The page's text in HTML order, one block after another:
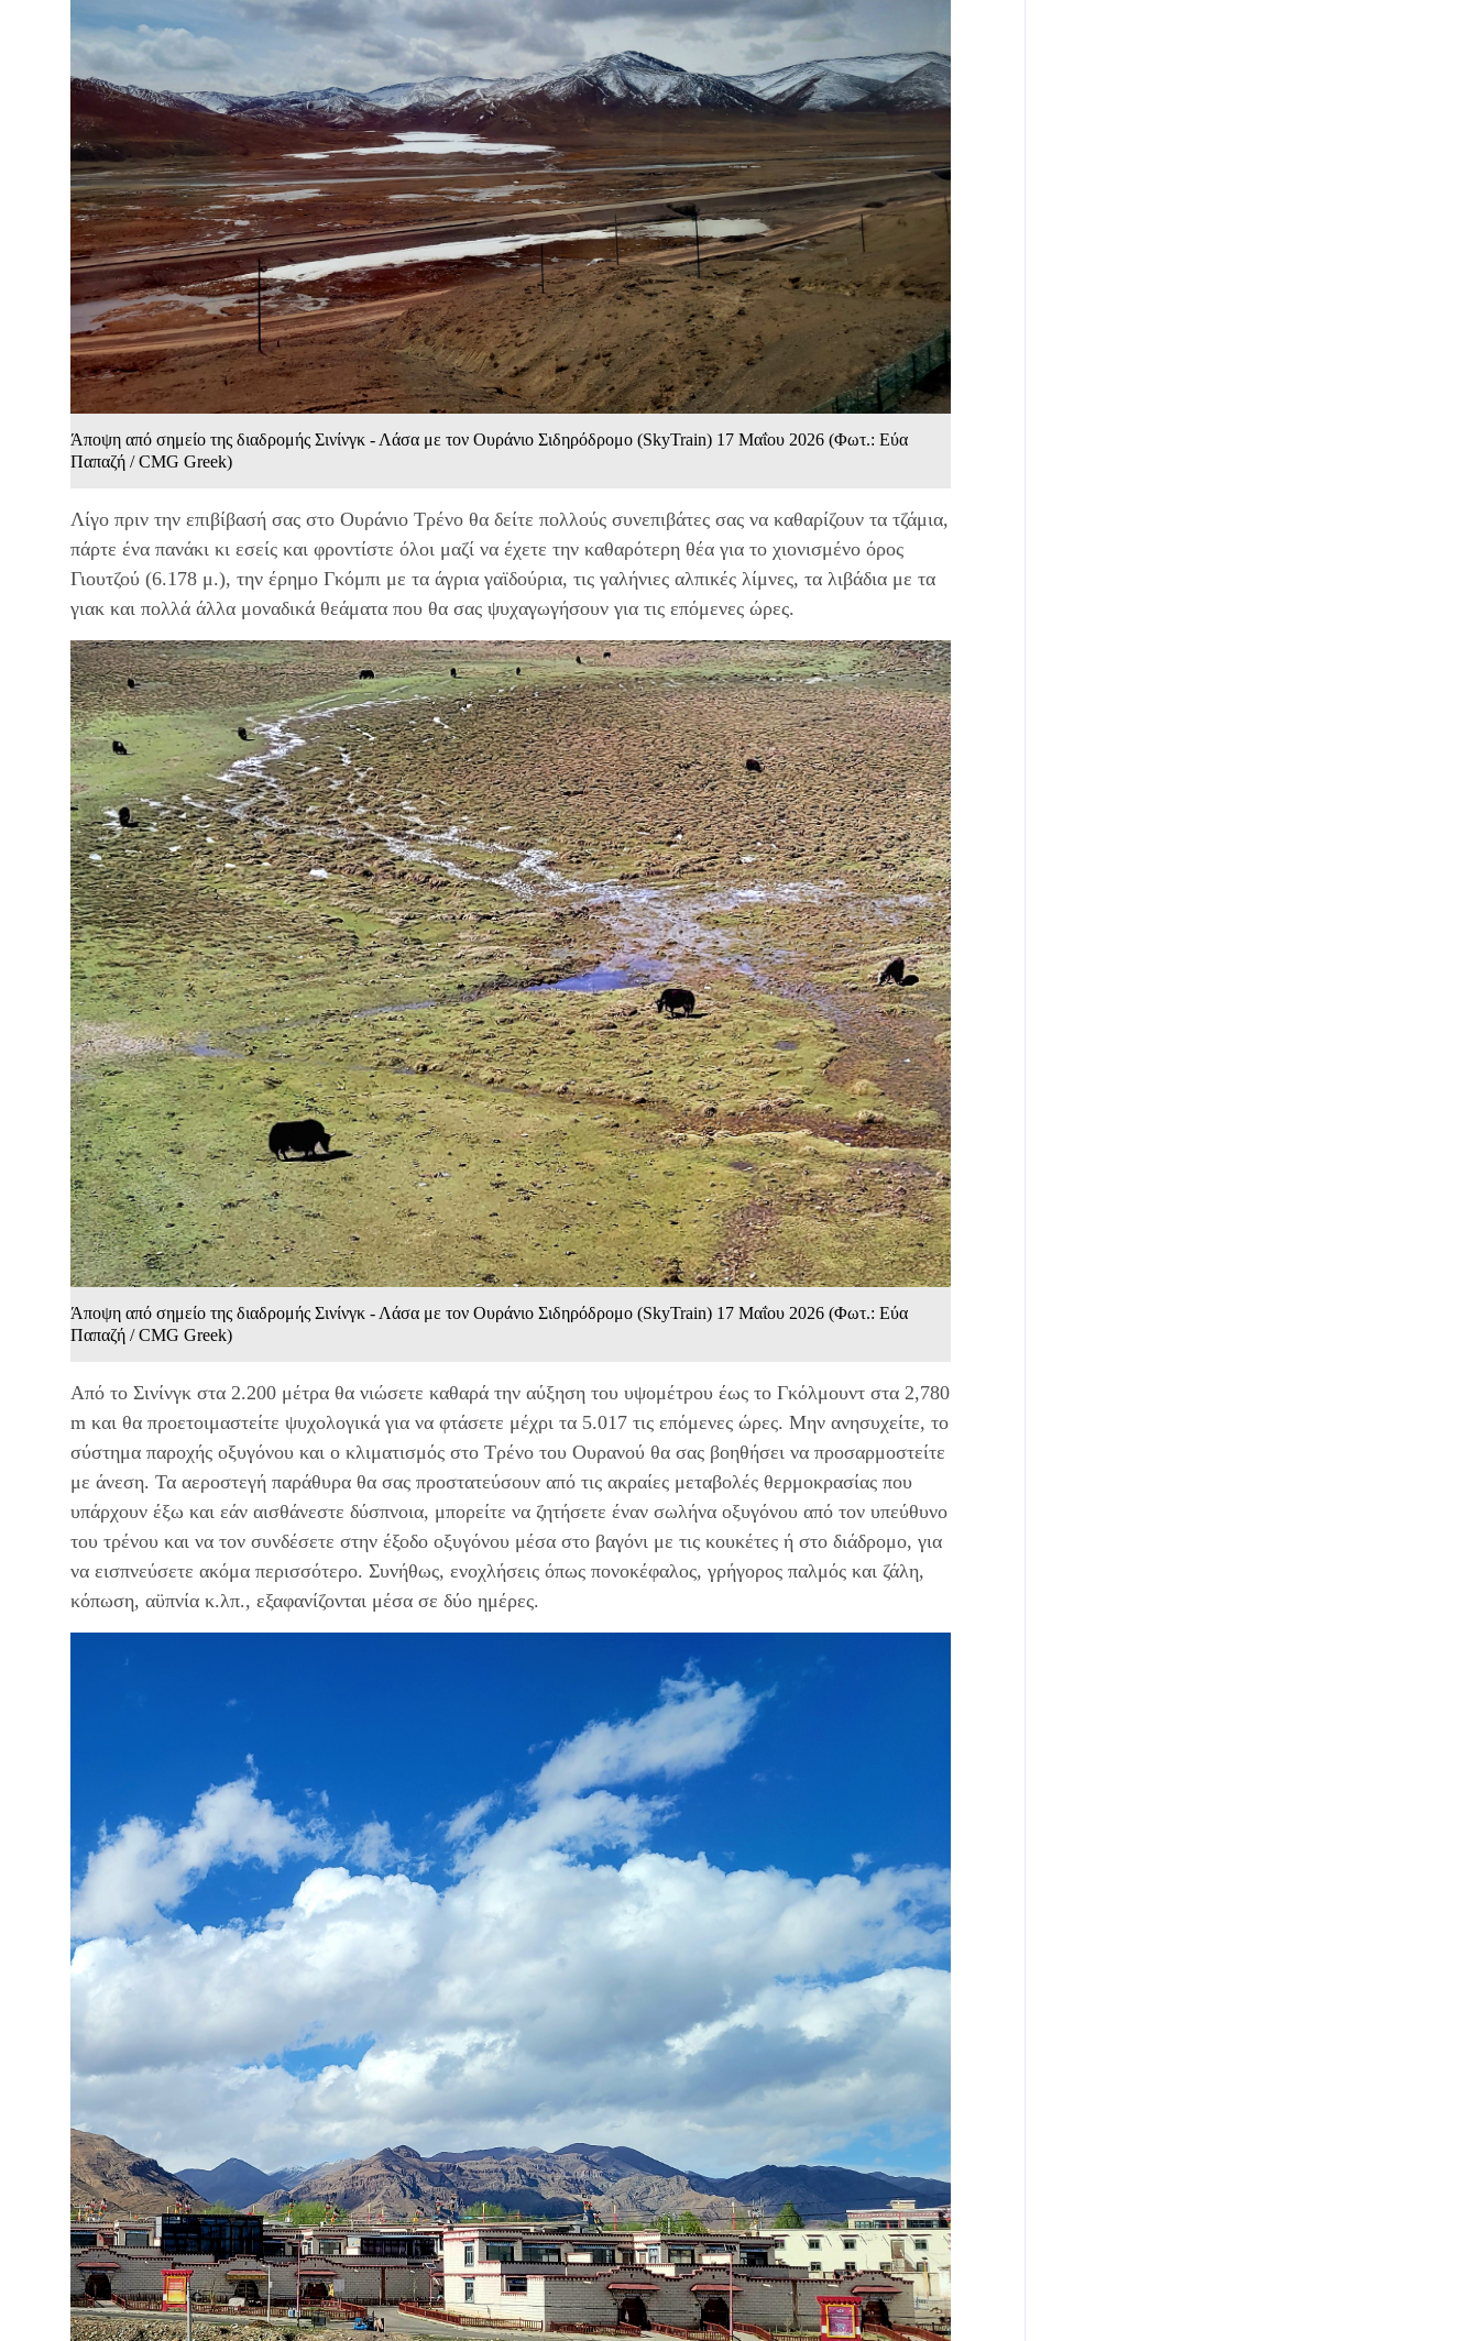
Άποψη από σημείο της διαδρομής Σινίνγκ - Λάσα με τον Ουράνιο Σιδηρόδρομο (SkyTrain) 17 Mαΐου 2026 (Φωτ.: Εύα
Παπαζή / CMG Greek)
Λίγο πριν την επιβίβασή σας στο Ουράνιο Τρένο θα δείτε πολλούς συνεπιβάτες σας να καθαρίζουν τα τζάμια,
πάρτε ένα πανάκι κι εσείς και φροντίστε όλοι μαζί να έχετε την καθαρότερη θέα για το χιονισμένο όρος
Γιουτζού (6.178 μ.), την έρημο Γκόμπι με τα άγρια γαϊδούρια, τις γαλήνιες αλπικές λίμνες, τα λιβάδια με τα
γιακ και πολλά άλλα μοναδικά θεάματα που θα σας ψυχαγωγήσουν για τις επόμενες ώρες.
Άποψη από σημείο της διαδρομής Σινίνγκ - Λάσα με τον Ουράνιο Σιδηρόδρομο (SkyTrain) 17 Mαΐου 2026 (Φωτ.: Εύα
Παπαζή / CMG Greek)
Από το Σινίνγκ στα 2.200 μέτρα θα νιώσετε καθαρά την αύξηση του υψομέτρου έως το Γκόλμουντ στα 2,780
m και θα προετοιμαστείτε ψυχολογικά για να φτάσετε μέχρι τα 5.017 τις επόμενες ώρες. Μην ανησυχείτε, το
σύστημα παροχής οξυγόνου και ο κλιματισμός στο Τρένο του Ουρανού θα σας βοηθήσει να προσαρμοστείτε
με άνεση. Τα αεροστεγή παράθυρα θα σας προστατεύσουν από τις ακραίες μεταβολές θερμοκρασίας που
υπάρχουν έξω και εάν αισθάνεστε δύσπνοια, μπορείτε να ζητήσετε έναν σωλήνα οξυγόνου από τον υπεύθυνο
του τρένου και να τον συνδέσετε στην έξοδο οξυγόνου μέσα στο βαγόνι με τις κουκέτες ή στο διάδρομο, για
να εισπνεύσετε ακόμα περισσότερο. Συνήθως, ενοχλήσεις όπως πονοκέφαλος, γρήγορος παλμός και ζάλη,
κόπωση, αϋπνία κ.λπ., εξαφανίζονται μέσα σε δύο ημέρες.